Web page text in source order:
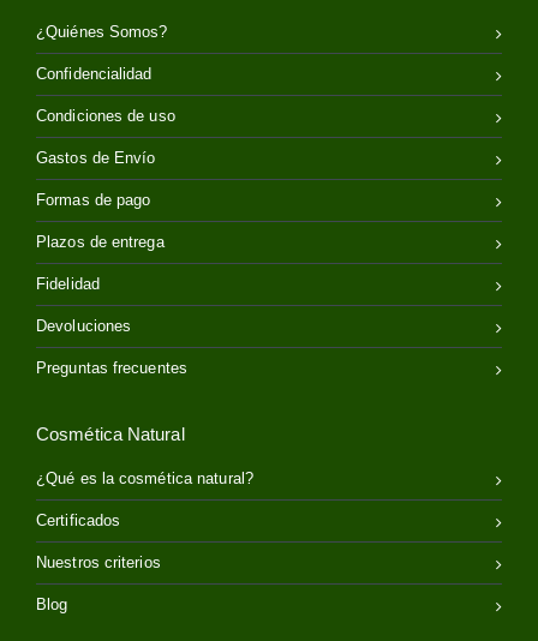
¿Quiénes Somos?
Confidencialidad
Condiciones de uso
Gastos de Envío
Formas de pago
Plazos de entrega
Fidelidad
Devoluciones
Preguntas frecuentes
Cosmética Natural
¿Qué es la cosmética natural?
Certificados
Nuestros criterios
Blog